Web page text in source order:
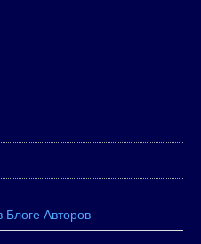
Блоге Авторов